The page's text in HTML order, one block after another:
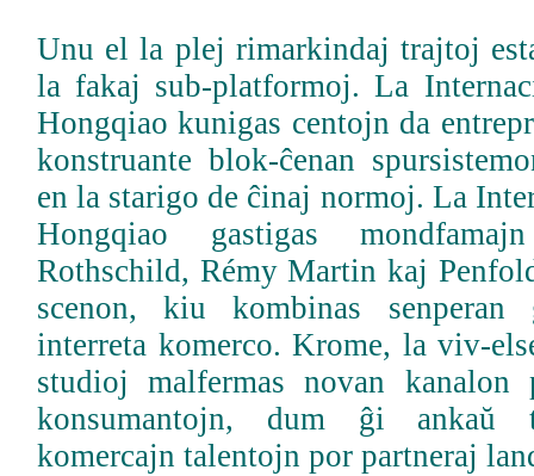
Unu el la plej rimarkindaj trajtoj
la fakaj sub-platformoj. La
Hongqiao kunigas centojn da
konstruante blok-ĉenan
en la starigo de ĉinaj normoj. La
Hongqiao gastigas
Rothschild, Rémy Martin kaj
scenon, kiu kombinas senperan
interreta komerco. Krome, la viv-
studioj malfermas novan
konsumantojn, dum ĝi ankaŭ
komercajn talentojn por partneraj